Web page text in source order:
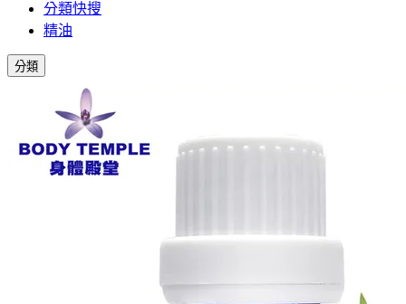
分類快搜
精油
分類